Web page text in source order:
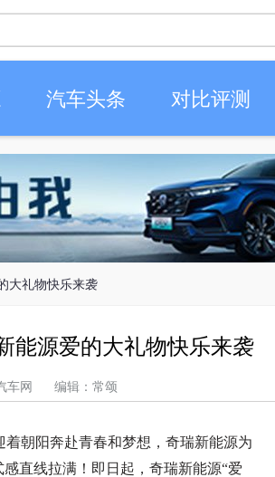
汽车头条 对比评测
大礼物快乐来袭
能源爱的大礼物快乐来袭
汽车网 编辑：常颂
朝阳奔赴青春和梦想，奇瑞新能源为
直线拉满！即日起，奇瑞新能源“爱